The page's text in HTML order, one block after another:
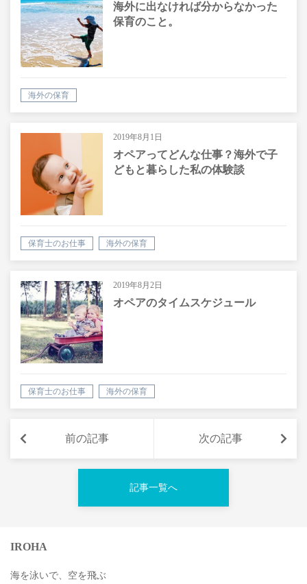
海外に出なければ分からなかった
保育のこと。
海外の保育
2019年8月1日
オペアってどんな仕事？海外で子
どもと暮らした私の体験談
保育士のお仕事 海外の保育
2019年8月2日
オペアのタイムスケジュール
保育士のお仕事 海外の保育
前の記事 次の記事
記事一覧へ
IROHA
海を泳いで、空を飛ぶ